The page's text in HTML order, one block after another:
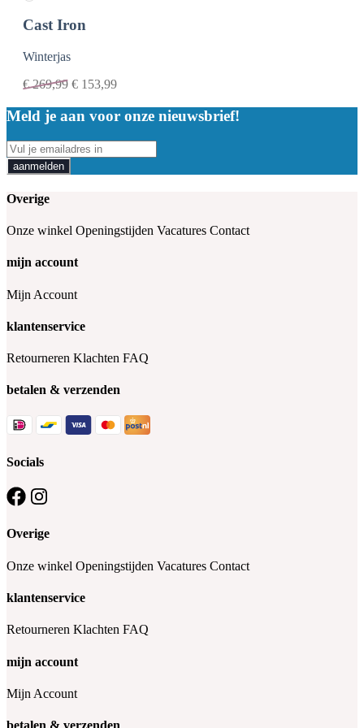
Cast Iron
Winterjas
€269,99 € 153,99
Meld je aan voor onze nieuwsbrief!
aanmelden
Overige
Onze winkel Openingstijden Vacatures Contact
mijn account
Mijn Account
klantenservice
Retourneren Klachten FAQ
betalen & verzenden
Socials
Overige
Onze winkel Openingstijden Vacatures Contact
klantenservice
Retourneren Klachten FAQ
mijn account
Mijn Account
betalen & verzenden